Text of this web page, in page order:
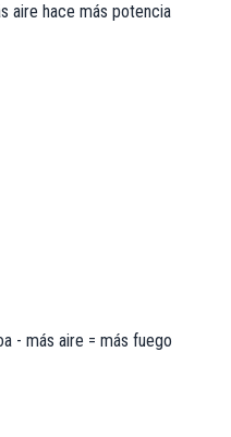
aire hace más potencia
- más aire = más fuego